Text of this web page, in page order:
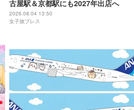
古屋駅＆京都駅にも2027年出店へ
2026.08.04 13:50
女子旅プレス